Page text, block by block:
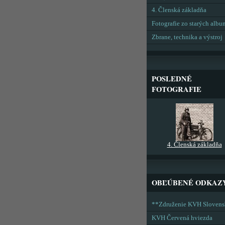
4. Členská základňa
Fotografie zo starých
Zbrane, technika a výstroj
POSLEDNÉ
FOTOGRAFIE
4. Členská základňa
OBĽÚBENÉ
**Združenie KVH
KVH Červená hviezda